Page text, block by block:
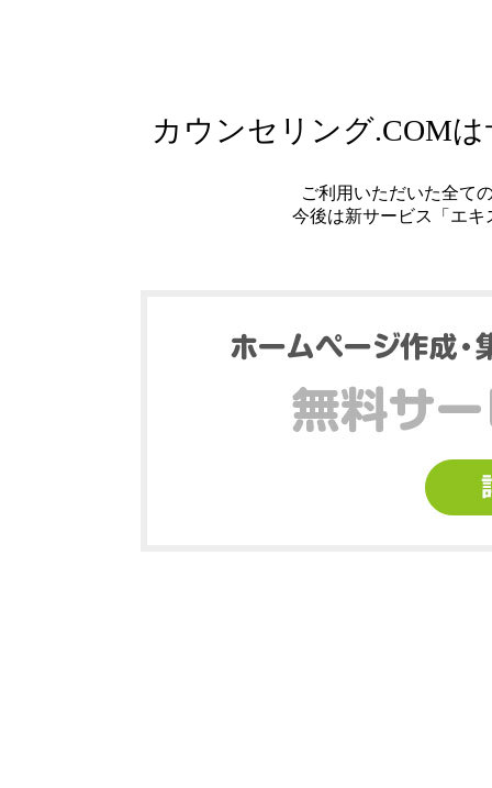
カウンセリング.COM
ご利用いただいた全て
今後は新サービス「エ